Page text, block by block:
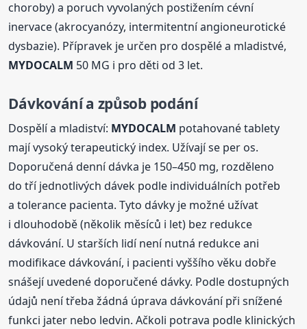
choroby) a poruch vyvolaných postižením cévní
inervace (akrocyanózy, intermitentní angioneurotické
dysbazie). Přípravek je určen pro dospělé a mladistvé,
MYDOCALM 50 MG i pro děti od 3 let.
Dávkování a způsob podání
Dospělí a mladiství: MYDOCALM potahované tablety
mají vysoký terapeutický index. Užívají se per os.
Doporučená denní dávka je 150–450 mg, rozděleno
do tří jednotlivých dávek podle individuálních potřeb
a tolerance pacienta. Tyto dávky je možné užívat
i dlouhodobě (několik měsíců i let) bez redukce
dávkování. U starších lidí není nutná redukce ani
modifikace dávkování, i pacienti vyššího věku dobře
snášejí uvedené doporučené dávky. Podle dostupných
údajů není třeba žádná úprava dávkování při snížené
funkci jater nebo ledvin. Ačkoli potrava podle klinických